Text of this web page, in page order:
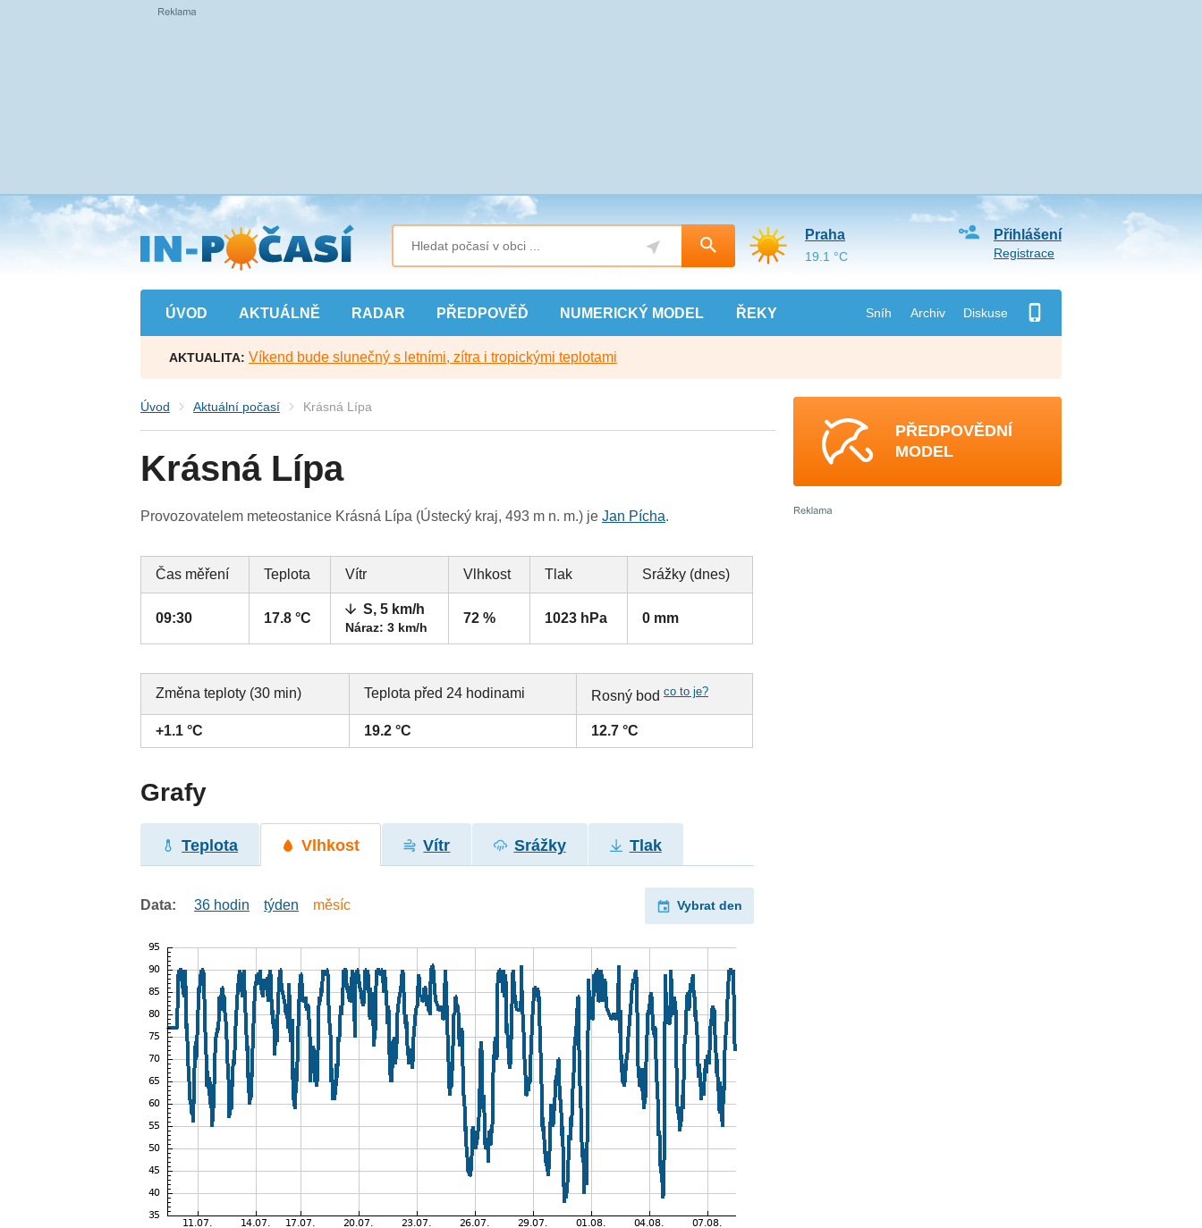
Přejít
na
hlavní
obsah
ÚVOD AKTUÁLNĚ RADAR PŘEDPOVĚĎ NUMERICKÝ MODEL ŘEKY Sníh Archiv Diskuse
Přihlášení
Registrace
Praha
19.1 °C
AKTUALITA: Víkend bude slunečný s letními, zítra i tropickými teplotami
Úvod Aktuální počasí Krásná Lípa
Krásná Lípa
Provozovatelem meteostanice Krásná Lípa (Ústecký kraj, 493 m n. m.) jeJan Pícha.
Čas měření Teplota Vítr Vlhkost Tlak Srážky (dnes)
09:30 17.8 °C
S, 5 km/h
Náraz: 3 km/h
72 % 1023 hPa 0 mm
Změna teploty (30 min) Teplota před 24 hodinami Rosný bodco to je?
+1.1 °C 19.2 °C 12.7 °C
Grafy
Teplota Vlhkost Vítr Srážky Tlak
Data: 36 hodin týden měsíc Vybrat den
PŘEDPOVĚDNÍ
MODEL